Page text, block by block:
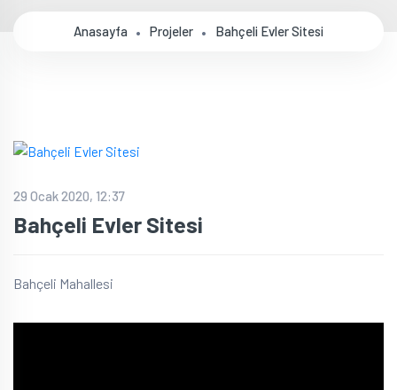
Anasayfa Projeler Bahçeli Evler Sitesi
29 Ocak 2020, 12:37
Bahçeli Evler Sitesi
Bahçeli Mahallesi